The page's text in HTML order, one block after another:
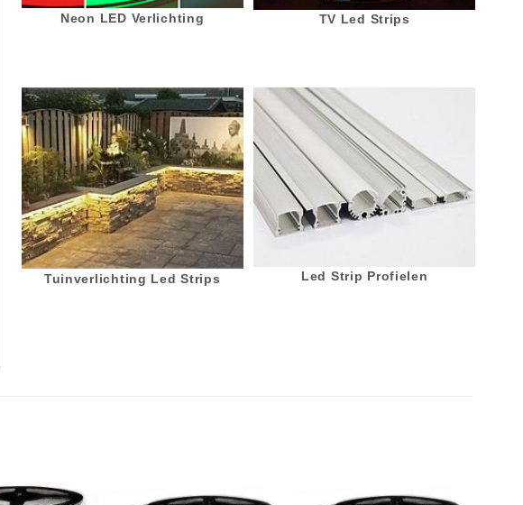
Neon LED Verlichting TV Led Strips
Tuinverlichting Led Strips Led Strip Profielen